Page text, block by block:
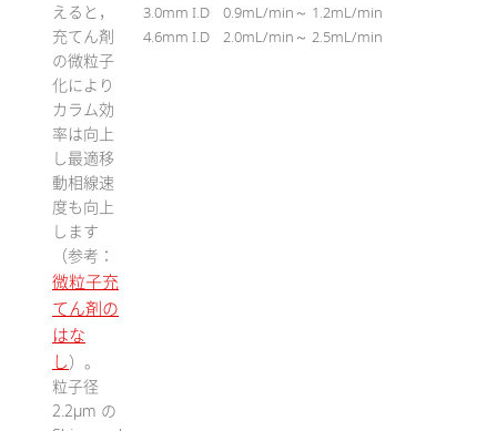
えると，
充てん剤
の微粒子
化により
カラム効
率は向上
し最適移
動相線速
度も向上
します
（参考：
微粒子充
てん剤の
はな
し）。
粒子径
2.2μm の
3.0mm I.D
0.9mL/min～ 1.2mL/min
4.6mm I.D
2.0mL/min～ 2.5mL/min